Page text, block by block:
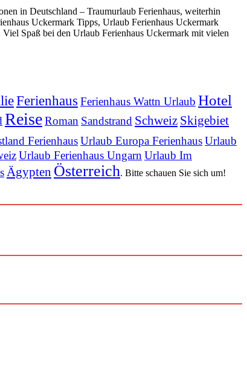
in Deutschland – Traumurlaub Ferienhaus, weiterhin
Uckermark Tipps, Urlaub Ferienhaus Uckermark
Spaß bei den Urlaub Ferienhaus Uckermark mit vielen
Ferienhaus Ferienhaus Wattn Urlaub Hotel
ReiseRoman Sandstrand Schweiz Skigebiet
FerienhausUrlaub Europa FerienhausUrlaub
Urlaub Ferienhaus Ungarn Urlaub Im
Ägypten Österreich. Bitte schauen Sie sich um!